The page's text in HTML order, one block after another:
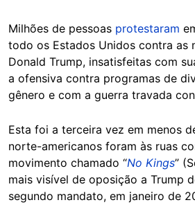
Milhões de pessoas protestaram
todo os Estados Unidos contra as
Donald Trump, insatisfeitas com
a ofensiva contra programas de
gênero e com a guerra travada
Esta foi a terceira vez em menos
norte-americanos foram às ruas
movimento chamado “No Kings”
mais visível de oposição a Trump
segundo mandato, em janeiro de